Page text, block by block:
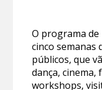
O programa de
cinco semanas
públicos, que
dança, cinema,
workshops,